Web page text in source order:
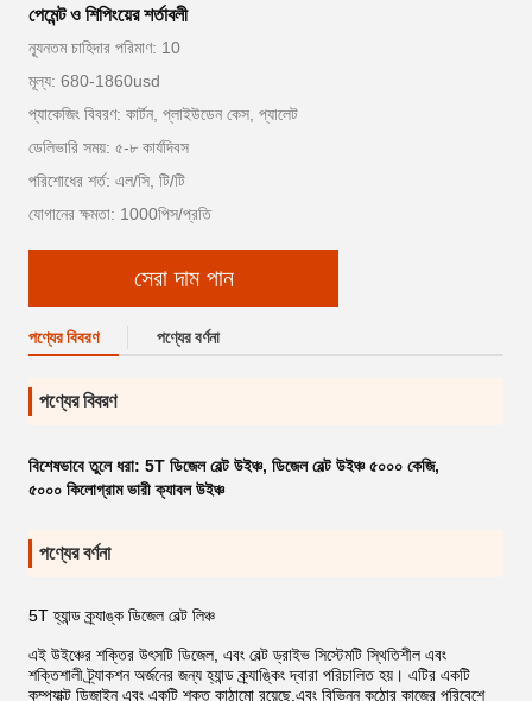
পেমেন্ট ও শিপিংয়ের শর্তাবলী
ন্যূনতম চাহিদার পরিমাণ: 10
মূল্য: 680-1860usd
প্যাকেজিং বিবরণ: কার্টন, প্লাইউডেন কেস, প্যালেট
ডেলিভারি সময়: ৫-৮ কার্যদিবস
পরিশোধের শর্ত: এল/সি, টি/টি
যোগানের ক্ষমতা: 1000পিস/প্রতি
সেরা দাম পান
পণ্যের বিবরণ পণ্যের বর্ণনা
পণ্যের বিবরণ
বিশেষভাবে তুলে ধরা: 5T ডিজেল বেল্ট উইঞ্চ, ডিজেল বেল্ট উইঞ্চ ৫০০০ কেজি,
৫০০০ কিলোগ্রাম ভারী ক্যাবল উইঞ্চ
পণ্যের বর্ণনা
5T হ্যান্ড ক্র্যাঙ্ক ডিজেল বেল্ট লিঞ্চ
এই উইঞ্চের শক্তির উৎসটি ডিজেল, এবং বেল্ট ড্রাইভ সিস্টেমটি স্থিতিশীল এবং
শক্তিশালী ট্র্যাকশন অর্জনের জন্য হ্যান্ড ক্র্যাঙ্কিং দ্বারা পরিচালিত হয়। এটির একটি
কম্প্যাক্ট ডিজাইন এবং একটি শক্ত কাঠামো রয়েছে,এবং বিভিন্ন কঠোর কাজের পরিবেশে